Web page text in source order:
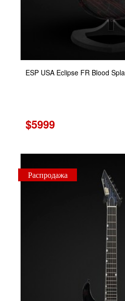
ESP USA Eclipse FR Blood
$5999
Распродажа